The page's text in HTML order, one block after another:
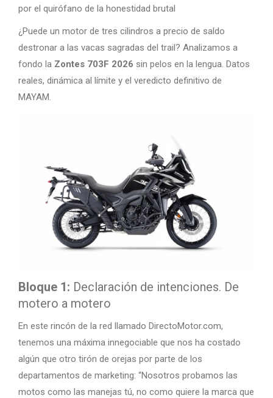
por el quirófano de la honestidad brutal
¿Puede un motor de tres cilindros a precio de saldo
destronar a las vacas sagradas del trail? Analizamos a
fondo la Zontes 703F 2026 sin pelos en la lengua. Datos
reales, dinámica al límite y el veredicto definitivo de
MAYAM.
Bloque 1: Declaración de intenciones. De
motero a motero
En este rincón de la red llamado DirectoMotor.com,
tenemos una máxima innegociable que nos ha costado
algún que otro tirón de orejas por parte de los
departamentos de marketing: “Nosotros probamos las
motos como las manejas tú, no como quiere la marca que